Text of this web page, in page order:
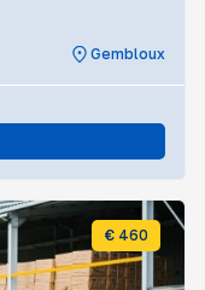
Gembloux
€ 460